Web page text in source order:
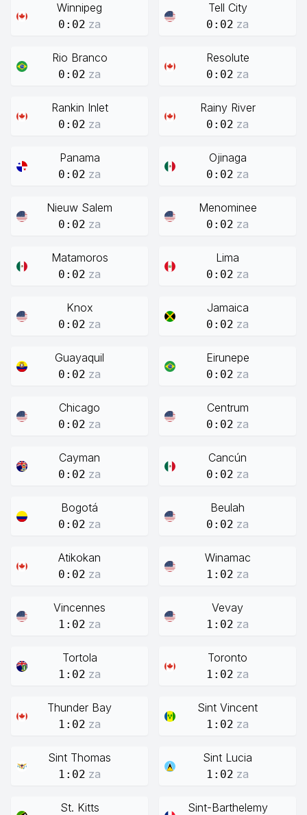
Winnipeg
0:02 za
Tell City
0:02 za
Rio Branco
0:02 za
Resolute
0:02 za
Rankin Inlet
0:02 za
Rainy River
0:02 za
Panama
0:02 za
Ojinaga
0:02 za
Nieuw Salem
0:02 za
Menominee
0:02 za
Matamoros
0:02 za
Lima
0:02 za
Knox
0:02 za
Jamaica
0:02 za
Guayaquil
0:02 za
Eirunepe
0:02 za
Chicago
0:02 za
Centrum
0:02 za
Cayman
0:02 za
Cancún
0:02 za
Bogotá
0:02 za
Beulah
0:02 za
Atikokan
0:02 za
Winamac
1:02 za
Vincennes
1:02 za
Vevay
1:02 za
Tortola
1:02 za
Toronto
1:02 za
Thunder Bay
1:02 za
Sint Vincent
1:02 za
Sint Thomas
1:02 za
Sint Lucia
1:02 za
St. Kitts Sint-Barthelemy